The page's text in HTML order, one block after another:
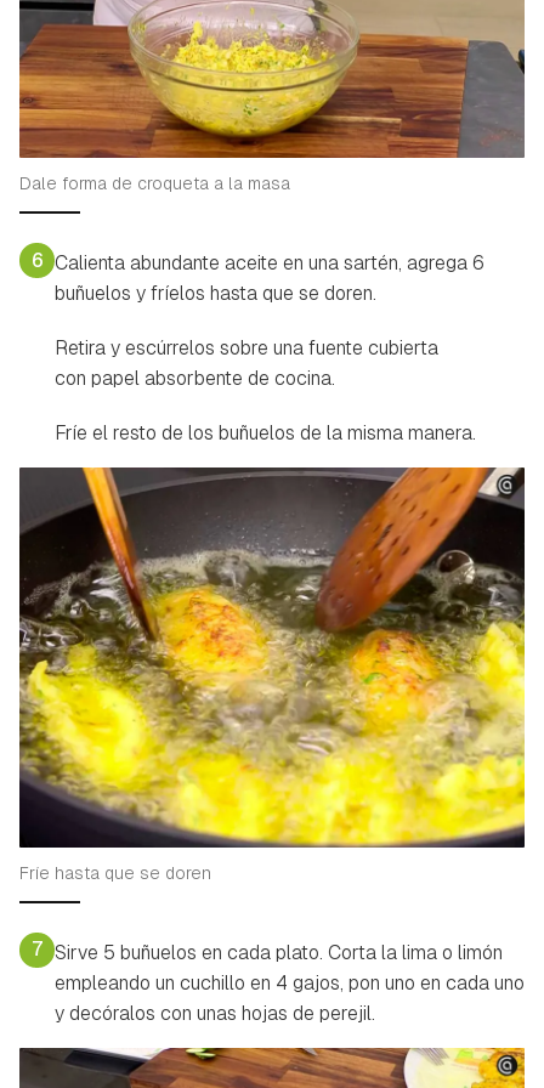
Dale forma de croqueta a la masa
6 Calienta abundante aceite en una sartén, agrega 6
buñuelos y fríelos hasta que se doren.
Retira y escúrrelos sobre una fuente cubierta
con papel absorbente de cocina.
Fríe el resto de los buñuelos de la misma manera.
Fríe hasta que se doren
7 Sirve 5 buñuelos en cada plato. Corta la lima o limón
empleando un cuchillo en 4 gajos, pon uno en cada uno
y decóralos con unas hojas de perejil.